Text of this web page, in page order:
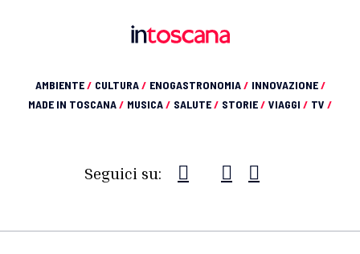
AMBIENTE/ CULTURA/ ENOGASTRONOMIA/ INNOVAZIONE/
MADE IN TOSCANA/ MUSICA/ SALUTE/ STORIE/ VIAGGI / TV /
Seguici su: